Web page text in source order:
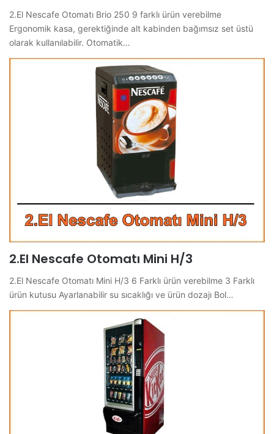
2.El Nescafe Otomatı Brio 250 9 farklı ürün verebilme
Ergonomik kasa, gerektiğinde alt kabinden bağımsız set üstü
olarak kullanılabilir. Otomatik…
2.El Nescafe Otomatı Mini H/3
2.El Nescafe Otomatı Mini H/3 6 Farklı ürün verebilme 3 Farklı
ürün kutusu Ayarlanabilir su sıcaklığı ve ürün dozajı Bol…